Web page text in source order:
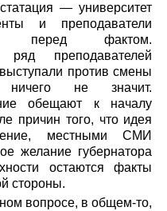
— университет
и преподаватели
перед фактом.
преподавателей
против смены
ничего не значит.
обещают к началу
причин того, что идея
местными СМИ
желание губернатора
остаются факты
стороны.
вопросе, в общем-то,